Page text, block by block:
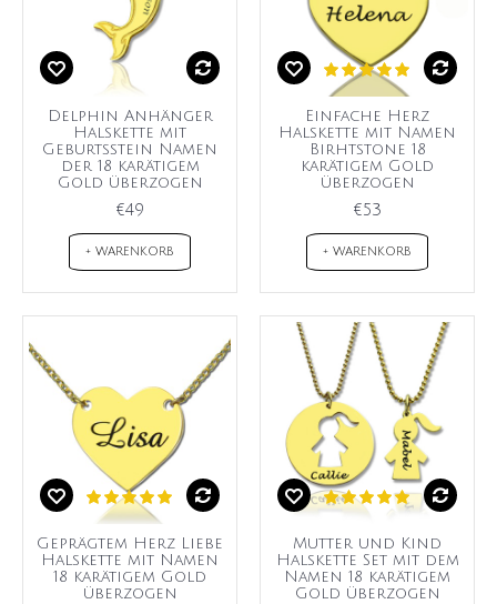
Delphin Anhänger
Halskette mit
Geburtsstein Namen
der 18 karätigem
Gold überzogen
€49
+ WARENKORB
Einfache Herz
Halskette mit Namen
Birhtstone 18
karätigem Gold
überzogen
€53
+ WARENKORB
Geprägtem Herz Liebe
Halskette mit Namen
18 karätigem Gold
überzogen
Mutter und Kind
Halskette Set mit dem
Namen 18 karätigem
Gold überzogen